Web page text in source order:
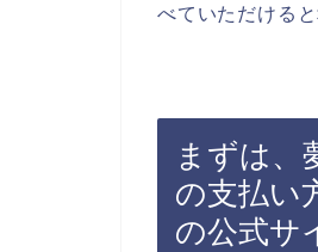
べていただけると
まずは、
の支払い
の公式サ